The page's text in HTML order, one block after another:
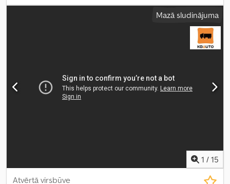
veids:mehānisks, emisijas klase:Euro 3, piekares sistēma:gaiss,
, iekraušanas vietas platums:2 480
ABS, celtnis, gaisa
Mazā sludinājuma
1 / 15
Atvērtā virsbūve